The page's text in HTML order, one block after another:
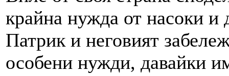
крайна нужда от насоки и
Патрик и неговият
особени нужди, давайки